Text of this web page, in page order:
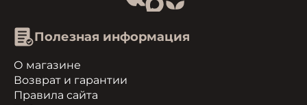
Полезная информация
О магазине
Возврат и гарантии
Правила сайта